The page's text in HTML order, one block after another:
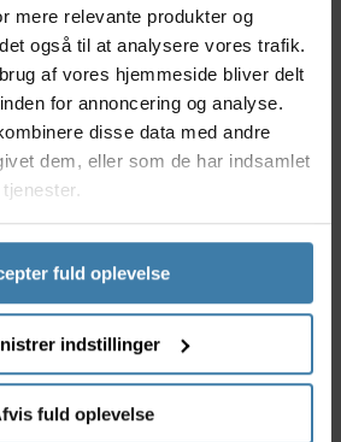
mere relevante produkter og
også til at analysere vores trafik.
af vores hjemmeside bliver delt
for annoncering og analyse.
disse data med andre
dem, eller som de har indsamlet
fuld oplevelse
indstillinger
fuld oplevelse
med center lock
med labyrint og kontakt
100mm
med E-Thru aksel
17 x 30 x 7mm
længde (se billede 2):
60,2mm
5,3mm
44mm
(D2): 52,8mm
2mm